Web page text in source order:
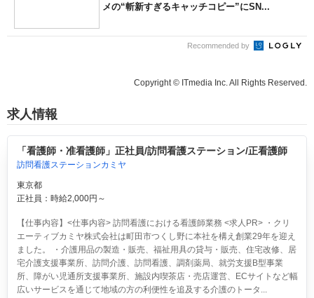
メの“斬新すぎるキャッチコピー”にSN...
Recommended by
Copyright © ITmedia Inc. All Rights Reserved.
求人情報
「看護師・准看護師」正社員/訪問看護ステーション/正看護師
訪問看護ステーションカミヤ
東京都
正社員：時給2,000円～
【仕事内容】<仕事内容> 訪問看護における看護師業務 <求人PR> ・クリ
エーティブカミヤ株式会社は町田市つくし野に本社を構え創業29年を迎え
ました。 ・介護用品の製造・販売、福祉用具の貸与・販売、住宅改修、居
宅介護支援事業所、訪問介護、訪問看護、調剤薬局、就労支援B型事業
所、障がい児通所支援事業所、施設内喫茶店・売店運営、ECサイトなど幅
広いサービスを通じて地域の方の利便性を追及する介護のトータ...